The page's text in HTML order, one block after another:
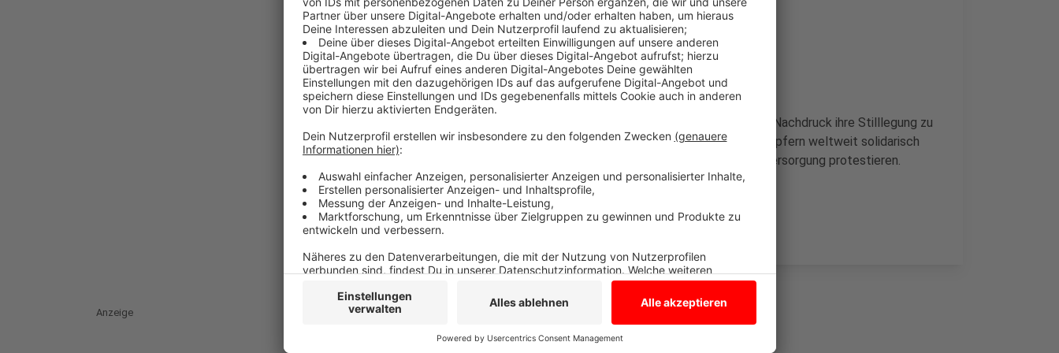
Solidarität zeigen
Anzeige
Sie wollen auf die militärische Brisanz der UAA hinweisen und mit Nachdruck ihre Stilllegung zu
fordern. Außerdem wollen sie die Demonstranten mit den Kriegsopfern weltweit solidarisch
zeigen und für eine umweltfreundliche und unabhängige Energieversorgung protestieren.
Anzeige
Anzeige